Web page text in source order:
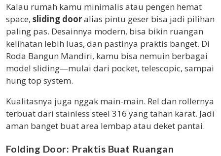
Kalau rumah kamu minimalis atau pengen hemat
space, sliding dooralias pintu geser bisa jadi pilihan
paling pas. Desainnya modern, bisa bikin ruangan
kelihatan lebih luas, dan pastinya praktis banget. Di
Roda Bangun Mandiri, kamu bisa nemuin berbagai
model sliding—mulai dari pocket, telescopic, sampai
hung top system.
Kualitasnya juga nggak main-main. Rel dan rollernya
terbuat dari stainless steel 316 yang tahan karat. Jadi
aman banget buat area lembap atau deket pantai.
Folding Door: Praktis Buat Ruangan